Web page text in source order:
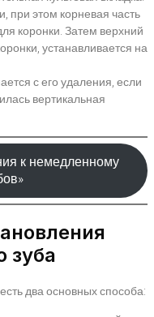
при этом корневая часть
коронки. Затем верхний
устанавливается на
с его удаления, если
вертикальная
к немедленному
зуба
два основных способа: